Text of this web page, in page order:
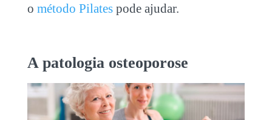
o método Pilatespode ajudar.
A patologia osteoporose